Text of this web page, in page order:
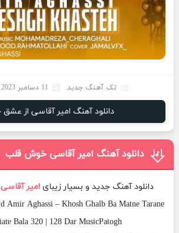
تک آهنگ جدید 11 دسامبر 2023
دانلود آهنگ امیر آقاسی از
دانلود آهنگ امیر آقاسی خوش قلب
دانلود آهنگ جدید و بسیار زیبایامیر آقاسی
Amir Aghassi – Khosh Ghalb Ba Matne Tarane
Bala 320 | 128 Dar MusicPatogh